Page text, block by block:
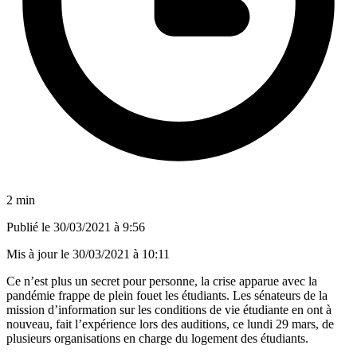
2 min
Publié le 30/03/2021 à 9:56
Mis à jour le 30/03/2021 à 10:11
Ce n’est plus un secret pour personne, la crise apparue avec la
pandémie frappe de plein fouet les étudiants. Les sénateurs de la
mission d’information sur les conditions de vie étudiante en ont à
nouveau, fait l’expérience lors des auditions, ce lundi 29 mars, de
plusieurs organisations en charge du logement des étudiants.